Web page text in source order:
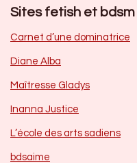
Sites fetish et bdsm
Carnet d’une dominatrice
Diane Alba
Maîtresse Gladys
Inanna Justice
L’école des arts sadiens
bdsaime